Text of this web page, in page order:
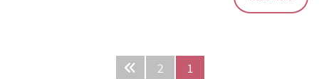
1
2